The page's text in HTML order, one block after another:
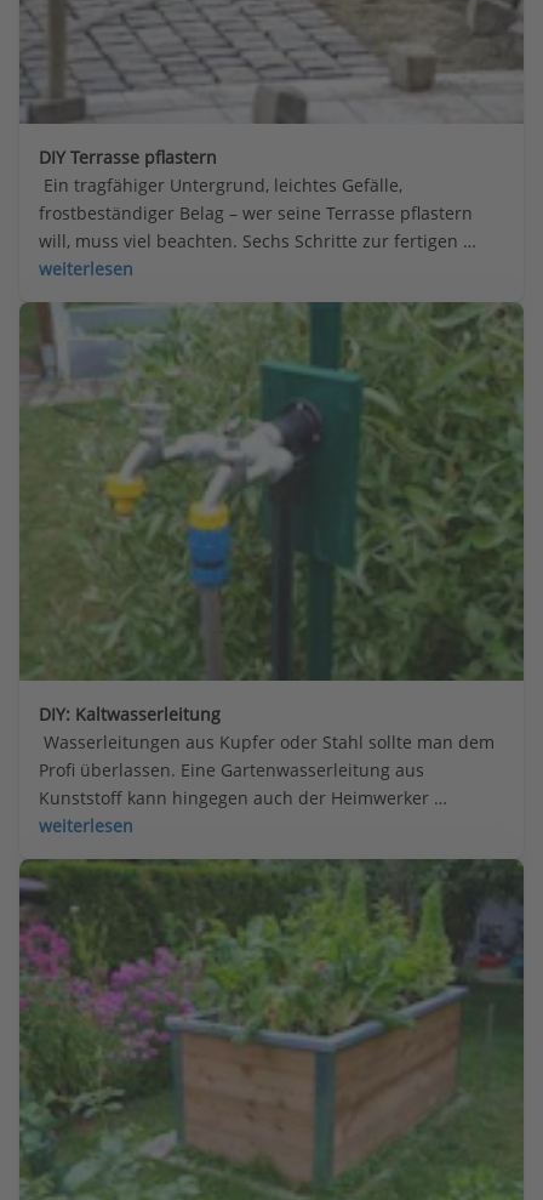
DIY Terrasse pflastern
Ein tragfähiger Untergrund, leichtes Gefälle,
frostbeständiger Belag – wer seine Terrasse pflastern
will, muss viel beachten. Sechs Schritte zur fertigen
Steinterrasse.
weiterlesen
DIY: Kaltwasserleitung
Wasserleitungen aus Kupfer oder Stahl sollte man dem
Profi überlassen. Eine Gartenwasserleitung aus
Kunststoff kann hingegen auch der Heimwerker
montieren.
weiterlesen